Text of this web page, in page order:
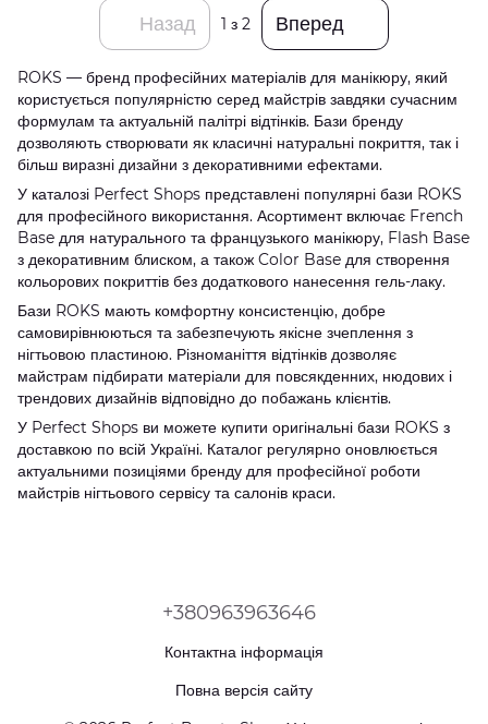
Назад 1 з 2 Вперед
ROKS — бренд професійних матеріалів для манікюру, який
користується популярністю серед майстрів завдяки сучасним
формулам та актуальній палітрі відтінків. Бази бренду
дозволяють створювати як класичні натуральні покриття, так і
більш виразні дизайни з декоративними ефектами.
У каталозі Perfect Shops представлені популярні бази ROKS
для професійного використання. Асортимент включає French
Base для натурального та французького манікюру, Flash Base
з декоративним блиском, а також Color Base для створення
кольорових покриттів без додаткового нанесення гель-лаку.
Бази ROKS мають комфортну консистенцію, добре
самовирівнюються та забезпечують якісне зчеплення з
нігтьовою пластиною. Різноманіття відтінків дозволяє
майстрам підбирати матеріали для повсякденних, нюдових і
трендових дизайнів відповідно до побажань клієнтів.
У Perfect Shops ви можете купити оригінальні бази ROKS з
доставкою по всій Україні. Каталог регулярно оновлюється
актуальними позиціями бренду для професійної роботи
майстрів нігтьового сервісу та салонів краси.
+380963963646
Контактна інформація
Повна версія сайту